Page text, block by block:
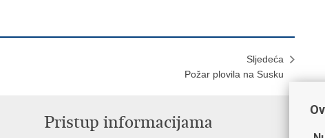
Sljedeća
Požar plovila na Susku
Pristup informacijama